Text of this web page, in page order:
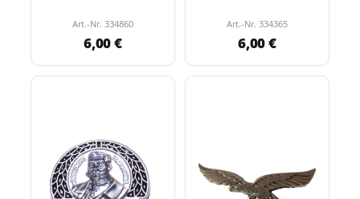
Art.-Nr. 334860
6,00 €
Art.-Nr. 334365
6,00 €